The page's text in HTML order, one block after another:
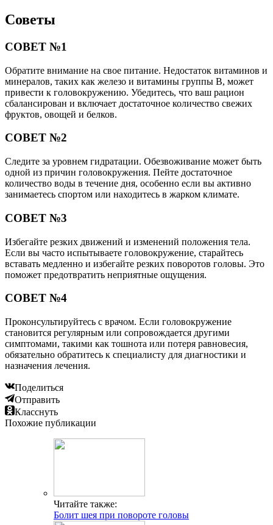
Советы
СОВЕТ №1
Обратите внимание на свое питание. Недостаток витаминов и
минералов, таких как железо и витамины группы B, может
привести к головокружению. Убедитесь, что ваш рацион
сбалансирован и включает достаточное количество свежих
фруктов, овощей и белков.
СОВЕТ №2
Следите за уровнем гидратации. Обезвоживание может быть
одной из причин головокружения. Пейте достаточное
количество воды в течение дня, особенно если вы активно
занимаетесь спортом или находитесь в жарком климате.
СОВЕТ №3
Избегайте резких движений и изменений положения тела.
Если вы часто испытываете головокружение, старайтесь
вставать медленно и избегайте резких поворотов головы. Это
поможет предотвратить неприятные ощущения.
СОВЕТ №4
Проконсультируйтесь с врачом. Если головокружение
становится регулярным или сопровождается другими
симптомами, такими как тошнота или потеря равновесия,
обязательно обратитесь к специалисту для диагностики и
назначения лечения.
Поделиться
Отправить
Класснуть
Похожие публикации
Читайте также:
Болит шея при повороте головы